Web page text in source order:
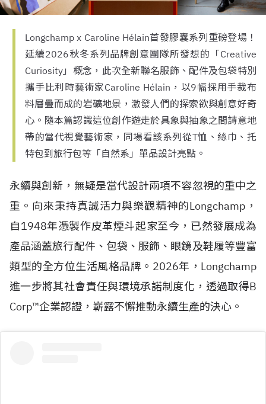
Longchamp x Caroline Hélain首發膠囊系列重磅登場！
延續2026秋冬系列品牌創意團隊所發想的「Creative
Curiosity」概念，此次全新聯名服飾、配件及包袋特別
攜手比利時藝術家Caroline Hélain，以9幅採用手裁布
料層疊而成的岩礦地景，激發人們的探索欲與創意好奇
心。隨本篇認識這位創作遊走於具象與抽象之間詩意地
帶的當代視覺藝術家，同場看該系列從T恤、絲巾、托
特包到旅行包等「自然系」單品設計亮點。
永續與創新，無疑是當代設計兩項不容忽視的重中之
重。向來秉持真誠活力與樂觀精神的Longchamp，
自1948年憑製作皮革煙斗起家至今，已然發展成為
產品涵蓋旅行配件、包袋、服飾、眼鏡及鞋履等豐富
類型的全方位生活風格品牌。2026年，Longchamp
進一步將其社會責任與環境承諾制度化，透過取得B
Corp™企業認證，嶄露不懈推動永續生產的決心。